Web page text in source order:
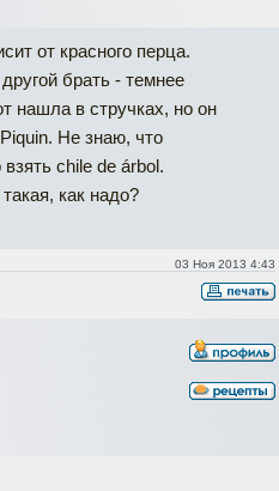
от красного перца.
брать - темнее
нашла в стручках, но он
Не знаю, что
chile de árbol.
как надо?
03 Ноя 2013 4:43